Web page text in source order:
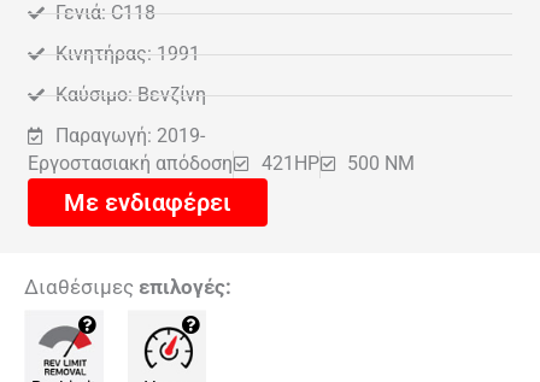
Γενιά: C118
Κινητήρας: 1991
Καύσιμο: Βενζίνη
Παραγωγή: 2019-
Εργοστασιακή απόδοση
421HP 500 NM
Με ενδιαφέρει
Διαθέσιμες επιλογές: